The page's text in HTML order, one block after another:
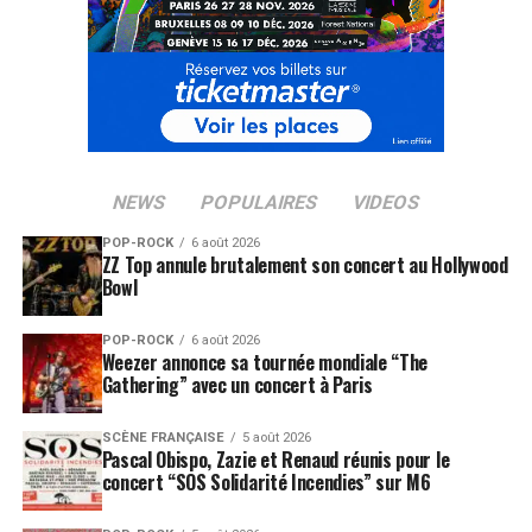
NEWS POPULAIRES VIDEOS
POP-ROCK 6 août 2026
ZZ Top annule brutalement son concert au Hollywood
Bowl
POP-ROCK 6 août 2026
Weezer annonce sa tournée mondiale “The
Gathering” avec un concert à Paris
SCÈNE FRANÇAISE 5 août 2026
Pascal Obispo, Zazie et Renaud réunis pour le
concert “SOS Solidarité Incendies” sur M6